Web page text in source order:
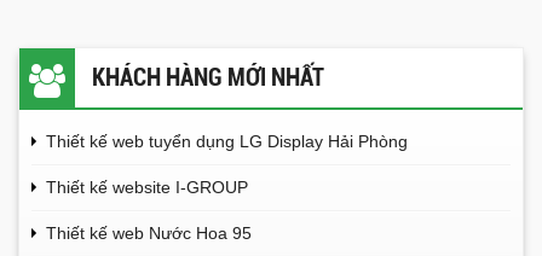
KHÁCH HÀNG MỚI NHẤT
Thiết kế web tuyển dụng LG Display Hải Phòng
Thiết kế website I-GROUP
Thiết kế web Nước Hoa 95